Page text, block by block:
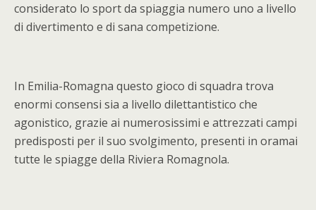
considerato lo sport da spiaggia numero uno a livello
di divertimento e di sana competizione.
In Emilia-Romagna questo gioco di squadra trova
enormi consensi sia a livello dilettantistico che
agonistico, grazie ai numerosissimi e attrezzati campi
predisposti per il suo svolgimento, presenti in oramai
tutte le spiagge della Riviera Romagnola.